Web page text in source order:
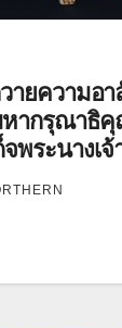
ายความอา
หากรุณาธิ
พระนางเจ้
ะบรมราชช